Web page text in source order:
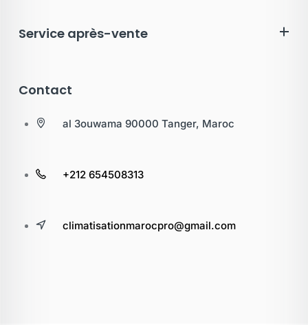
Service après-vente
Contact
al 3ouwama 90000 Tanger, Maroc
+212 654508313
climatisationmarocpro@gmail.com